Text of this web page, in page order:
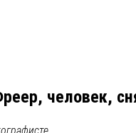
человек,